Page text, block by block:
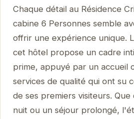
Chaque détail au Résidence
cabine 6 Personnes semble
offrir une expérience unique.
cet hôtel propose un cadre
prime, appuyé par un accueil
services de qualité qui ont su
de ses premiers visiteurs.
nuit ou un séjour prolongé,